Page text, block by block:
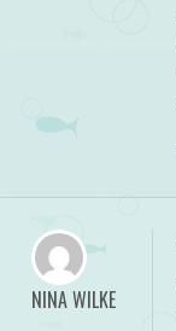
NINA WILKE